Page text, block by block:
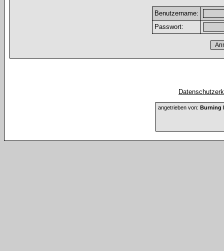
Benutzername:
Passwort:
angetrieben von: Burning